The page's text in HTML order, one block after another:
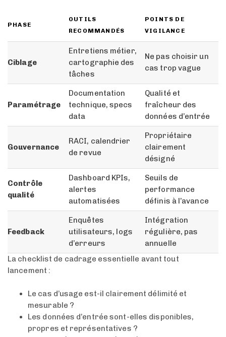
PHASE
OUTILS
RECOMMANDÉS
POINTS DE
VIGILANCE
Ciblage
Entretiens métier,
cartographie des
tâches
Ne pas choisir un
cas trop vague
Paramétrage
Documentation
technique, specs
data
Qualité et
fraîcheur des
données d’entrée
Gouvernance
RACI, calendrier
de revue
Propriétaire
clairement
désigné
Contrôle
qualité
Dashboard KPIs,
alertes
automatisées
Seuils de
performance
définis à l’avance
Feedback
Enquêtes
utilisateurs, logs
d’erreurs
Intégration
régulière, pas
annuelle
La checklist de cadrage essentielle avant tout
lancement :
Le cas d’usage est-il clairement délimité et
mesurable ?
Les données d’entrée sont-elles disponibles,
propres et représentatives ?